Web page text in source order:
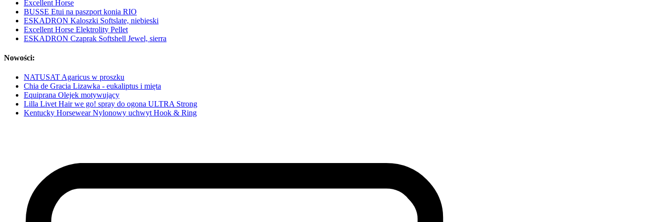
Excellent Horse
BUSSE Etui na paszport konia RIO
ESKADRON Kaloszki Softslate, niebieski
Excellent Horse Elektrolity Pellet
ESKADRON Czaprak Softshell Jewel, sierra
Nowości:
NATUSAT Agaricus w proszku
Chia de Gracia Lizawka - eukaliptus i mięta
Equiprana Olejek motywujący
Lilla Livet Hair we go! spray do ogona ULTRA Strong
Kentucky Horsewear Nylonowy uchwyt Hook & Ring